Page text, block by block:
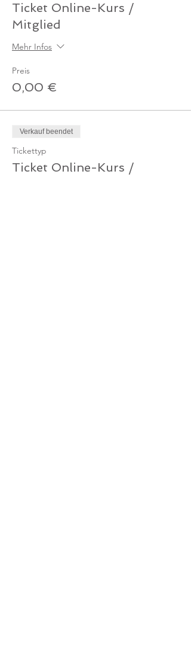
Ticket Online-Kurs /
Mitglied
Mehr Infos
Preis
0,00 €
Verkauf beendet
Tickettyp
Ticket Online-Kurs /